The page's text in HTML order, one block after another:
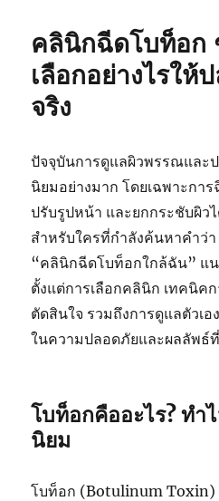
คลินิกฉีดโบท็อก
เลือกอย่างไรให้
จริง
ปัจจุบันการดูแลผิวพรรณและ
นิยมอย่างมาก โดยเฉพาะกา
ปรับรูปหน้า และยกกระชับผิว
สำหรับใครที่กำลังค้นหาคำว่า
“คลินิกฉีดโบท็อกใกล้ฉัน” แ
ตั้งแต่การเลือกคลินิก เทคนิค
ตัดสินใจ รวมถึงการดูแลตัวเ
ในความปลอดภัยและผลลัพธ์
โบท็อกคืออะไร? ทำ
นิยม
โบท็อก (Botulinum Toxin)